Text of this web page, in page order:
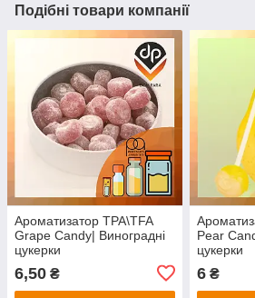
Подібні товари компанії
Ароматизатор TPA\TFA
Grape Candy| Виноградні
цукерки
6,50 ₴
Pear
цукерки
6₴